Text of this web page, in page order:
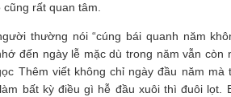
rất quan tâm.
thường nói “cúng bái quanh năm
đến ngày lễ mặc dù trong năm vẫn còn
Thêm viết không chỉ ngày đầu năm
bất kỳ điều gì hễ đầu xuôi thì đuôi